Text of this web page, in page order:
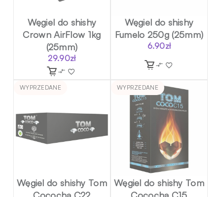
Węgiel do shishy
Crown AirFlow 1kg
(25mm)
29.90zł
Węgiel do shishy
Fumelo 250g (25mm)
6.90zł
WYPRZEDANE
Węgiel do shishy Tom
Cococha C22
WYPRZEDANE
Węgiel do shishy Tom
Cococha C15